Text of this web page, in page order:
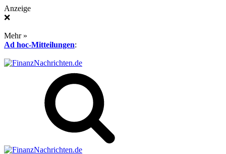
Anzeige
❌
Mehr »
Ad hoc-Mitteilungen: